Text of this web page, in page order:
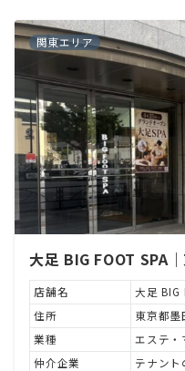
関東エリア
大足 BIG FOOT SPA
店舗名
大足 BIG
住所
東京都墨
業種
エステ・
仲介企業
テナント